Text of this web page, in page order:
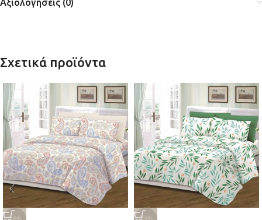
Αξιολογήσεις (0)
Σχετικά προϊόντα